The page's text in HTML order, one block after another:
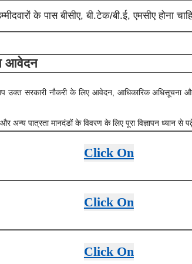
के पास बीसीए, बी.टेक/बी.ई, एमसीए होना
आवेदन
उक्त सरकारी नौकरी के लिए आवेदन, आधिकारिक अधिसूचना
अन्य पात्रता मानदंडों के विवरण के लिए पूरा विज्ञापन ध्यान से
Click On
Click On
Click On